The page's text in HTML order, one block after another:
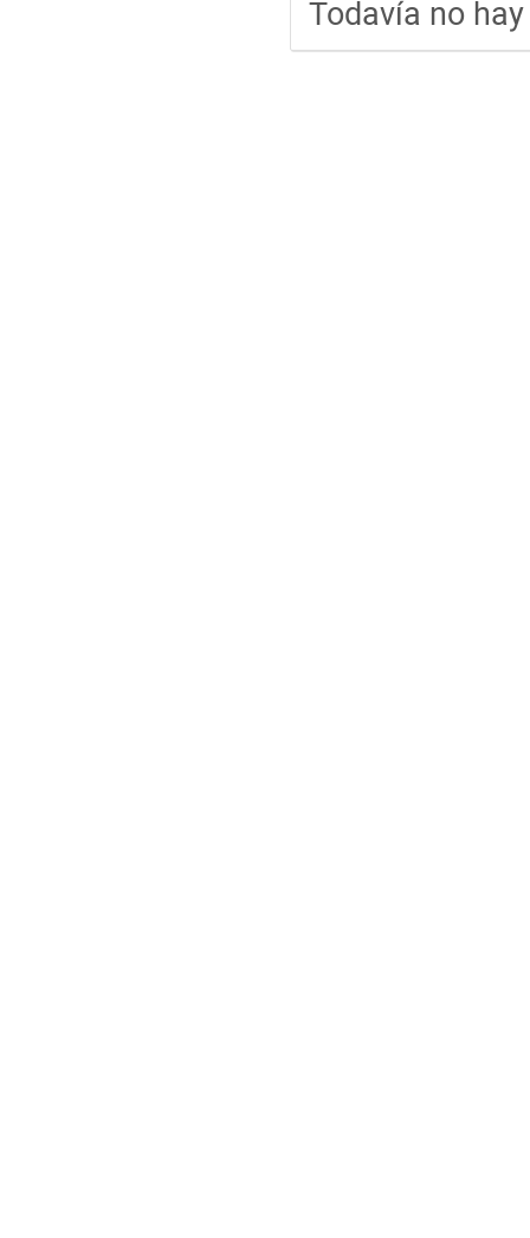
Todavía no